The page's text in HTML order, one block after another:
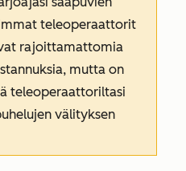
teleoperaattorit
rajoittamattomia
mutta on
teleoperaattoriltasi
välityksen